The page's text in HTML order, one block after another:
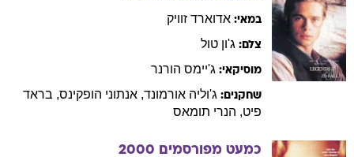
במאי: אדוארד זוויק
צלם: ג'ון טול
מוסיקאי: ג'יימס הורנר
שחקנים: ג'וליה אורמונד, אנתוני הופקינס, בראד
פיט, הנרי תומאס
כמעט מפורסמים 2000